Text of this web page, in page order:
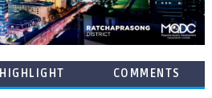
HIGHLIGHT COMMENTS